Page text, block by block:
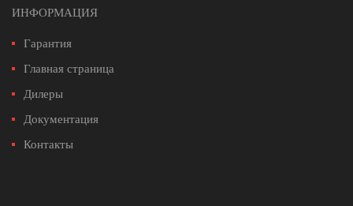
ИНФОРМАЦИЯ
Гарантия
Главная страница
Дилеры
Документация
Контакты